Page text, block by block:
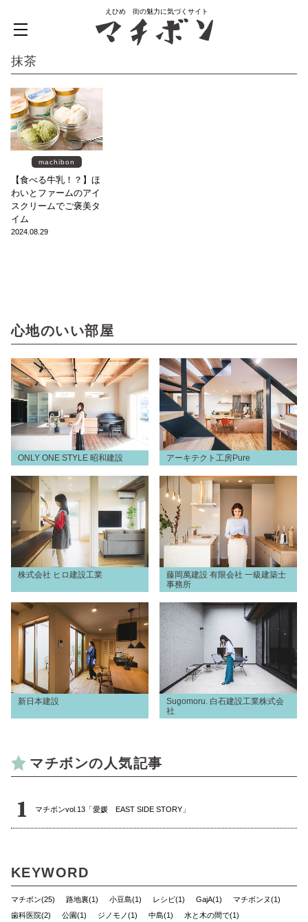
えひめ 街の魅力に気づくサイト
抹茶
machibon
【食べる牛乳！？】ほ
わいとファームのアイ
スクリームでご褒美タ
イム
2024.08.29
心地のいい部屋
ONLY ONE STYLE 昭和建設 アーキテクト工房Pure
株式会社 ヒロ建設工業
藤岡萬建設 有限会社 一級建築士
事務所
新日本建設
Sugomoru. 白石建設工業株式会
社
マチボンの人気記事
マチボンvol.13「愛媛 EAST SIDE STORY」
KEYWORD
マチボン(25) 路地裏(1) 小豆島(1) レシピ(1) GajA(1)
マチボンヌ(1)
歯科医院(2)
公園(1) ジノモノ(1) 中島(1)
水と木の間で(1)